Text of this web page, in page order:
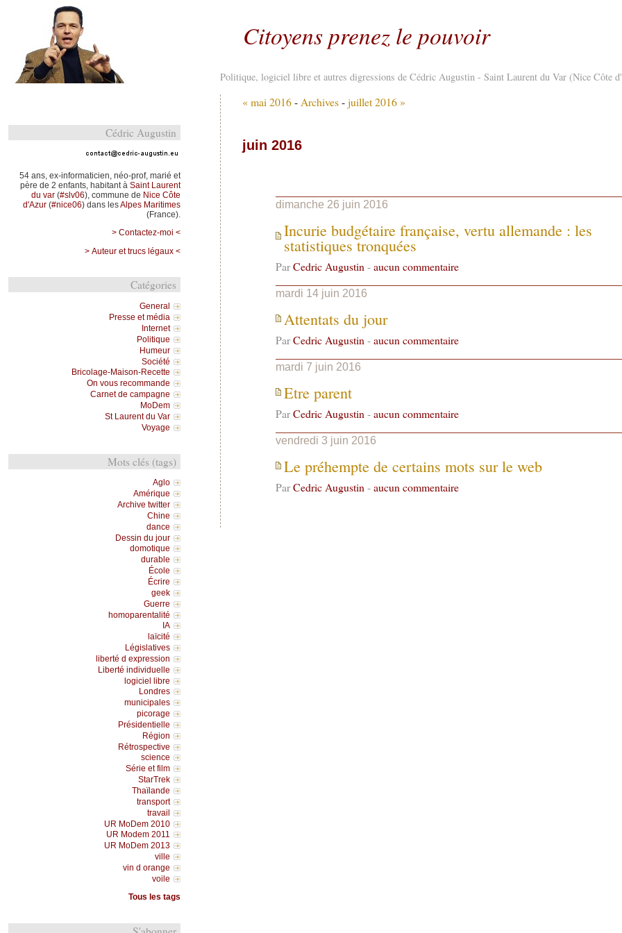
Citoyens prenez le pouvoir
Politique, logiciel libre et autres digressions de Cédric Augustin - Saint Laurent du Var (Nice Côte
« mai 2016 - Archives -juillet 2016 »
juin 2016
dimanche 26 juin 2016
Incurie budgétaire française, vertu allemande : les
statistiques tronquées
ParCedric Augustin -aucun commentaire
mardi 14 juin 2016
Attentats du jour
ParCedric Augustin -aucun commentaire
mardi 7 juin 2016
Etre parent
ParCedric Augustin -aucun commentaire
vendredi 3 juin 2016
Le préhempte de certains mots sur le web
ParCedric Augustin -aucun commentaire
Cédric Augustin
54 ans, ex-informaticien, néo-prof, marié et
père de 2 enfants, habitant àSaint Laurent
du var (#slv06), commune de Nice Côte
d'Azur (#nice06) dans lesAlpes Maritimes
(France).
> Contactez-moi <
> Auteur et trucs légaux <
Catégories
General
Presse et média
Internet
Politique
Humeur
Société
Bricolage-Maison-Recette
On vous recommande
Carnet de campagne
MoDem
St Laurent du Var
Voyage
Mots clés (tags)
Aglo
Amérique
Archive twitter
Chine
dance
Dessin du jour
domotique
durable
École
Écrire
geek
Guerre
homoparentalité
IA
laïcité
Législatives
liberté d expression
Liberté individuelle
logiciel libre
Londres
municipales
picorage
Présidentielle
Région
Rétrospective
science
Série et film
StarTrek
Thaïlande
transport
travail
UR MoDem 2010
UR Modem 2011
UR MoDem 2013
ville
vin d orange
voile
Tous les tags